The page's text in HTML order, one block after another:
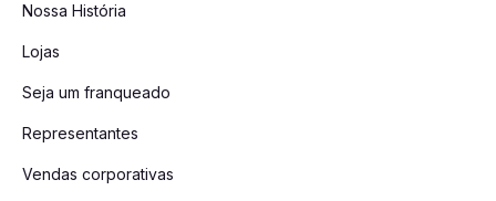
Nossa História
Lojas
Seja um franqueado
Representantes
Vendas corporativas